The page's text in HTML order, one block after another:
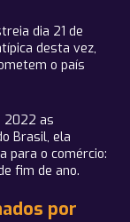
dia 21 de
desta vez,
o país
2022 as
Brasil, ela
para o comércio:
fim de ano.
por